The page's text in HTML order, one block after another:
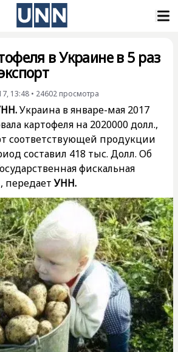
в Украине в 5 раз
13:48 • 24602 просмотра
Украина в январе-мая 2017
картофеля на 2020000 долл.,
соответствующей продукции
составил 418 тыс. Долл. Об
фискальная
передаетУНН.